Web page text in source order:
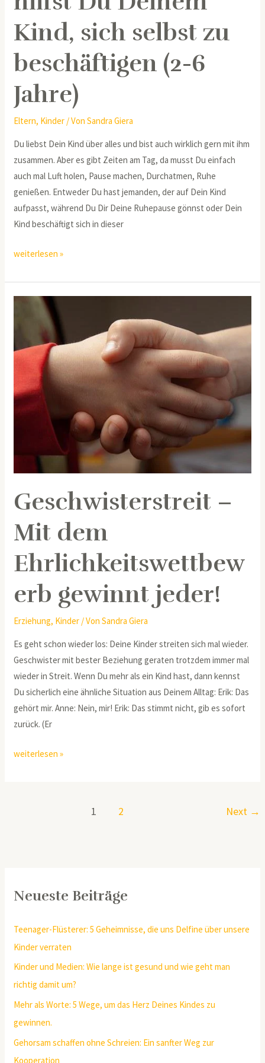
Kind, sich selbst zu
beschäftigen (2-6
Jahre)
Eltern, Kinder / VonSandra Giera
Du liebst Dein Kind über alles und bist auch wirklich gern mit ihm
zusammen. Aber es gibt Zeiten am Tag, da musst Du einfach
auch mal Luft holen, Pause machen, Durchatmen, Ruhe
genießen. Entweder Du hast jemanden, der auf Dein Kind
aufpasst, während Du Dir Deine Ruhepause gönnst oder Dein
Kind beschäftigt sich in dieser
weiterlesen »
Geschwisterstreit –
Mit dem
Ehrlichkeitswettbew
erb gewinnt jeder!
Erziehung, Kinder / VonSandra Giera
Es geht schon wieder los: Deine Kinder streiten sich mal wieder.
Geschwister mit bester Beziehung geraten trotzdem immer mal
wieder in Streit. Wenn Du mehr als ein Kind hast, dann kennst
Du sicherlich eine ähnliche Situation aus Deinem Alltag: Erik: Das
gehört mir. Anne: Nein, mir! Erik: Das stimmt nicht, gib es sofort
zurück. (Er
Geschwisterstreit
dem
Ehrlichkeitswettbewerb
jeder!
weiterlesen »
1 2 Next →
Neueste Beiträge
Teenager-Flüsterer: 5 Geheimnisse, die uns Delfine über unsere
Kinder verraten
Kinder und Medien: Wie lange ist gesund und wie geht man
richtig damit um?
Mehr als Worte: 5 Wege, um das Herz Deines Kindes zu
gewinnen.
Gehorsam schaffen ohne Schreien: Ein sanfter Weg zur
Kooperation